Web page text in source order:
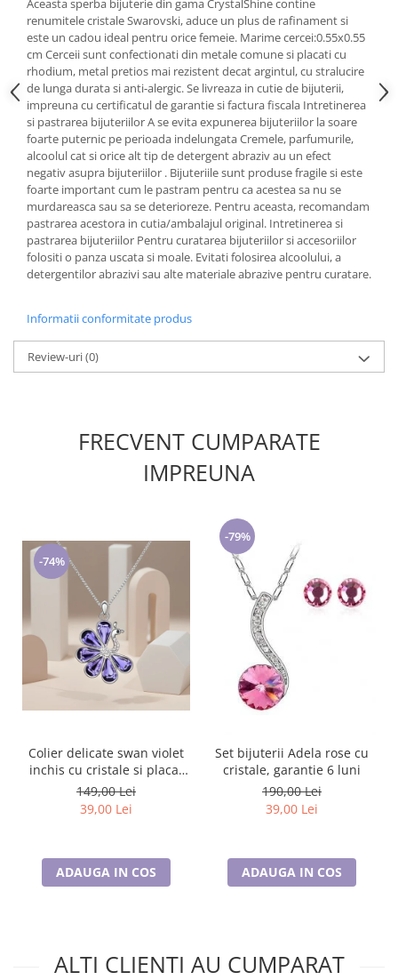
Cadouri pentru Doctori
Cadouri pentru Sfânta Maria
Martisoare
renumitele cristale Swarovski, aduce un plus de rafinament si
este un cadou ideal pentru orice femeie. Marime cercei:0.55x0.55
cm Cerceii sunt confectionati din metale comune si placati cu
rhodium, metal pretios mai rezistent decat argintul, cu stralucire
de lunga durata si anti-alergic. Se livreaza in cutie de bijuterii,
impreuna cu certificatul de garantie si factura fiscala Intretinerea
si pastrarea bijuteriilor A se evita expunerea bijuteriilor la soare
foarte puternic pe perioada indelungata Cremele, parfumurile,
alcoolul cat si orice alt tip de detergent abraziv au un efect
negativ asupra bijuteriilor . Bijuteriile sunt produse fragile si este
foarte important cum le pastram pentru ca acestea sa nu se
murdareasca sau sa se deterioreze. Pentru aceasta, recomandam
pastrarea acestora in cutia/ambalajul original. Intretinerea si
pastrarea bijuteriilor Pentru curatarea bijuteriilor si accesoriilor
folositi o panza uscata si moale. Evitati folosirea alcoolului, a
detergentilor abrazivi sau alte materiale abrazive pentru curatare.
Informatii conformitate produs
Review-uri(0)
FRECVENT CUMPARATE
IMPREUNA
-74%
Colier delicate swan violet
inchis cu cristale si placat
cu aur
149,00 Lei
39,00 Lei
ADAUGA IN COS
-79%
Set bijuterii Adela rose cu
cristale, garantie 6 luni
190,00 Lei
39,00 Lei
ADAUGA IN COS
ALTI CLIENTI AU CUMPARAT